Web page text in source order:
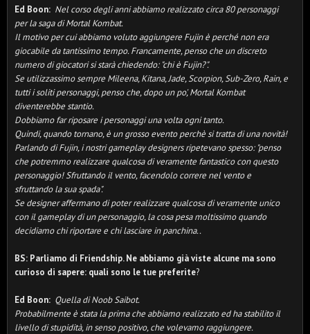
Ed Boon: Nel corso degli anni abbiamo realizzato circa 80 personaggi
per la saga di Mortal Kombat.
Il motivo per cui abbiamo voluto aggiungere Fujin è perché non era
giocabile da tantissimo tempo. Francamente, penso che un discreto
numero di giocatori si starà chiedendo: "chi è Fujin?".
Se utilizzassimo sempre Mileena, Kitana, Jade, Scorpion, Sub-Zero, Rain, e
tutti i soliti personaggi, penso che, dopo un po', Mortal Kombat
diventerebbe stantio.
Dobbiamo far riposare i personaggi una volta ogni tanto.
Quindi, quando tornano, è un grosso evento perchè si tratta di una novità!
Parlando di Fujin, i nostri gameplay designers ripetevano spesso: "penso
che potremmo realizzare qualcosa di veramente fantastico con questo
personaggio! Sfruttando il vento, facendolo correre nel vento e
sfruttando la sua spada".
Se designer affermano di poter realizzare qualcosa di veramente unico
con il gameplay di un personaggio, la cosa pesa moltissimo quando
decidiamo chi riportare e chi lasciare in panchina..
BS: Parliamo di Friendship. Ne abbiamo già viste alcune ma sono
curioso di sapere: quali sono le tue preferite?
Ed Boon: Quella di Noob Saibot.
Probabilmente è stata la prima che abbiamo realizzato ed ha stabilito il
livello di stupidità, in senso positivo, che volevamo raggiungere.